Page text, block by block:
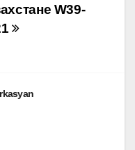
W39-